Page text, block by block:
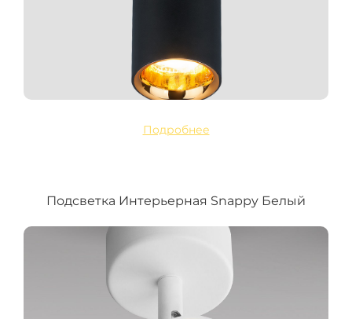
Подробнее
Подсветка Интерьерная Snappy Белый